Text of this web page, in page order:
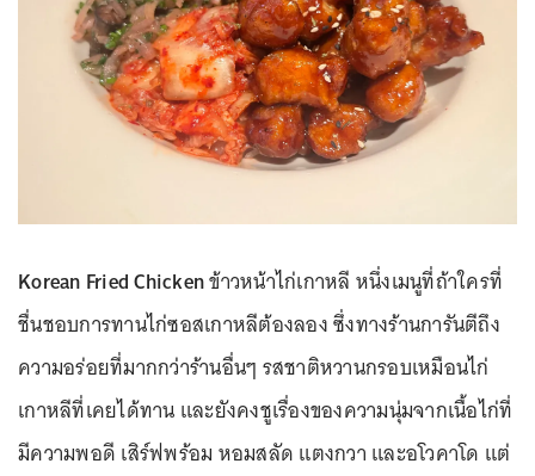
Korean Fried Chickenข้าวหน้าไก่เกาหลี หนึ่งเมนูที่ถ้าใครที่
ชื่นชอบการทานไก่ซอสเกาหลีต้องลอง ซึ่งทางร้านการันตีถึง
ความอร่อยที่มากกว่าร้านอื่นๆ รสชาติหวานกรอบเหมือนไก่
เกาหลีที่เคยได้ทาน และยังคงชูเรื่องของความนุ่มจากเนื้อไก่ที่
มีความพอดี เสิร์ฟพร้อม หอมสลัด แตงกวา และอโวคาโด แต่